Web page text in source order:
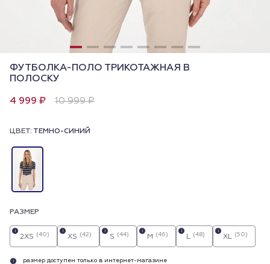
ФУТБОЛКА-ПОЛО ТРИКОТАЖНАЯ В
ПОЛОСКУ
4 999 ₽ 10 999 ₽
ЦВЕТ: ТЕМНО-СИНИЙ
РАЗМЕР
2XS (40)
i
XS (42)
i
S (44)
i
M (46)
i
L (48)
i
XL (50)
i
i размер доступен только в интернет-магазине